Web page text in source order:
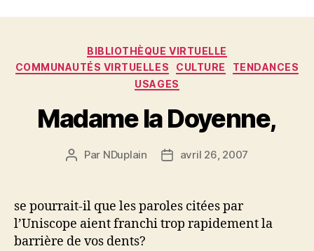
Catégories
BIBLIOTHÈQUE VIRTUELLE
COMMUNAUTÉS VIRTUELLES
CULTURE
TENDANCES
USAGES
Madame la Doyenne,
Auteur
Par NDuplain
Dateavril 26, 2007
se pourrait-il que les paroles citées par
l’Uniscope aient franchi trop rapidement la
barrière de vos dents?